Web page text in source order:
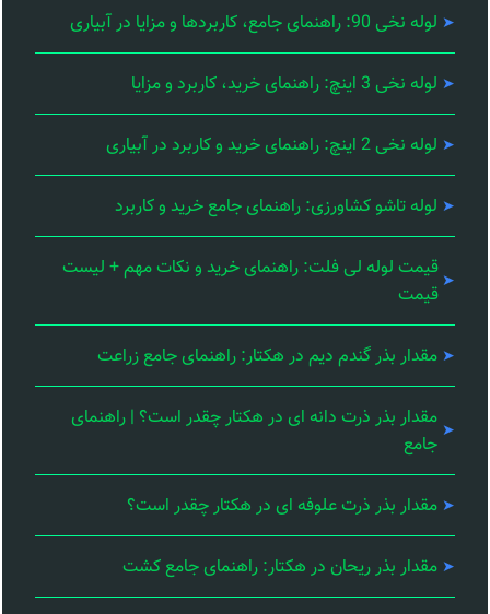
لوله نخی 90: راهنمای جامع، کاربردها و مزایا در آبیاری
لوله نخی 3 اینچ: راهنمای خرید، کاربرد و مزایا
لوله نخی 2 اینچ: راهنمای خرید و کاربرد در آبیاری
لوله تاشو کشاورزی: راهنمای جامع خرید و کاربرد
قیمت لوله لی فلت: راهنمای خرید و نکات مهم + لیست
قیمت
مقدار بذر گندم دیم در هکتار: راهنمای جامع زراعت
مقدار بذر ذرت دانه ای در هکتار چقدر است؟ | راهنمای
جامع
مقدار بذر ذرت علوفه ای در هکتار چقدر است؟
مقدار بذر ریحان در هکتار: راهنمای جامع کشت